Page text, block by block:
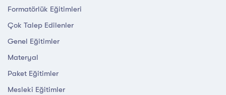
Formatörlük Eğitimleri
Çok Talep Edilenler
Genel Eğitimler
Materyal
Paket Eğitimler
Mesleki Eğitimler